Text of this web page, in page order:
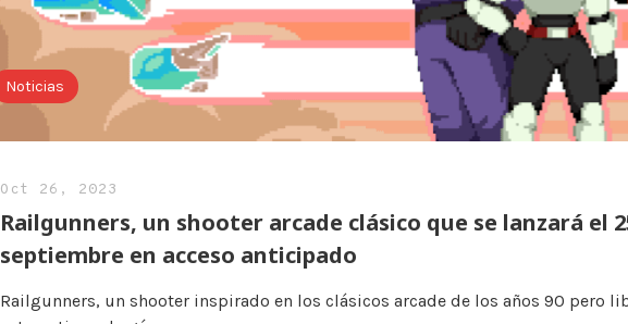
Noticias
Oct 26, 2023
Railgunners, un shooter arcade clásico que se lanzará el
septiembre en acceso anticipado
Railgunners, un shooter inspirado en los clásicos arcade de los años 90 pero